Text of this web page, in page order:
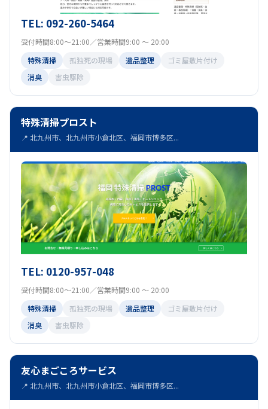
TEL: 092-260-5464
受付時間8:00～21:00／営業時間9:00 ～ 20:00
特殊清掃
孤独死の現場 遺品整理
ゴミ屋敷片付け
消臭
害虫駆除
特殊清掃プロスト
📍 北九州市、北九州市小倉北区、福岡市博多区...
TEL: 0120-957-048
受付時間8:00～21:00／営業時間9:00 ～ 20:00
特殊清掃
孤独死の現場 遺品整理
ゴミ屋敷片付け
消臭
害虫駆除
友心まごころサービス
📍 北九州市、北九州市小倉北区、福岡市博多区...